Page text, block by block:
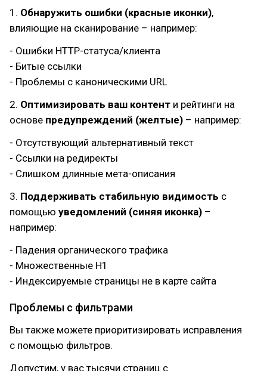
1. Обнаружить ошибки (красные иконки),
влияющие на сканирование – например:
- Ошибки HTTP-статуса/клиента
- Битые ссылки
- Проблемы с каноническими URL
2. Оптимизировать ваш контент и рейтинги на
основе предупреждений (желтые) – например:
- Отсутствующий альтернативный текст
- Ссылки на редиректы
- Слишком длинные мета-описания
3. Поддерживать стабильную видимость с
помощью уведомлений (синяя иконка) –
например:
- Падения органического трафика
- Множественные H1
- Индексируемые страницы не в карте сайта
Проблемы с фильтрами
Вы также можете приоритизировать исправления
с помощью фильтров.
Допустим, у вас тысячи страниц с